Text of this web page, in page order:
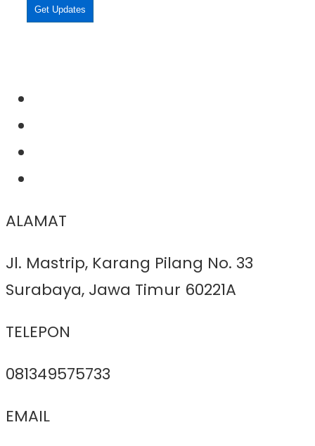
Get Updates
ALAMAT
Jl. Mastrip, Karang Pilang No. 33
Surabaya, Jawa Timur 60221A
TELEPON
081349575733
EMAIL